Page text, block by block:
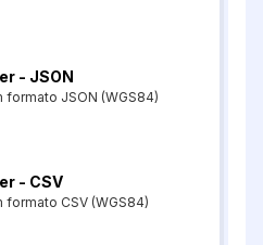
- JSON
JSON (WGS84)
- CSV
CSV (WGS84)